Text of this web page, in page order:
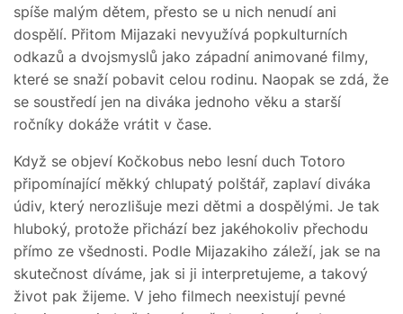
spíše malým dětem, přesto se u nich nenudí ani
dospělí. Přitom Mijazaki nevyužívá popkulturních
odkazů a dvojsmyslů jako západní animované filmy,
které se snaží pobavit celou rodinu. Naopak se zdá, že
se soustředí jen na diváka jednoho věku a starší
ročníky dokáže vrátit v čase.
Když se objeví Kočkobus nebo lesní duch Totoro
připomínající měkký chlupatý polštář, zaplaví diváka
údiv, který nerozlišuje mezi dětmi a dospělými. Je tak
hluboký, protože přichází bez jakéhokoliv přechodu
přímo ze všednosti. Podle Mijazakiho záleží, jak se na
skutečnost díváme, jak si ji interpretujeme, a takový
život pak žijeme. V jeho filmech neexistují pevné